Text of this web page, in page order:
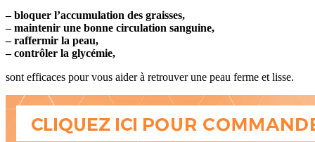
– bloquer l’accumulation des graisses,
– maintenir une bonne circulation sanguine,
– raffermir la peau,
– contrôler la glycémie,
sont efficaces pour vous aider à retrouver une peau ferme et lisse.